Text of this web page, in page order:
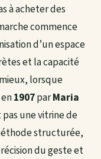
à acheter des
commence
d’un espace
et la capacité
lorsque
1907parMaria
une vitrine de
structurée,
du geste et